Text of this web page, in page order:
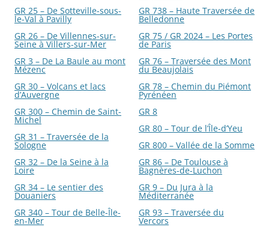
GR 25 – De Sotteville-sous-
le-Val à Pavilly
GR 26 – De Villennes-sur-
Seine à Villers-sur-Mer
GR 3 – De La Baule au mont
Mézenc
GR 30 – Volcans et lacs
d’Auvergne
GR 300 – Chemin de Saint-
Michel
GR 31 – Traversée de la
Sologne
GR 32 – De la Seine à la
Loire
GR 34 – Le sentier des
Douaniers
GR 340 – Tour de Belle-Île-
en-Mer
GR 738 – Haute Traversée de
Belledonne
GR 75 / GR 2024 – Les Portes
de Paris
GR 76 – Traversée des Mont
du Beaujolais
GR 78 – Chemin du Piémont
Pyrénéen
GR 8
GR 80 – Tour de l’Île-d’Yeu
GR 800 – Vallée de la Somme
GR 86 – De Toulouse à
Bagnères-de-Luchon
GR 9 – Du Jura à la
Méditerranée
GR 93 – Traversée du
Vercors